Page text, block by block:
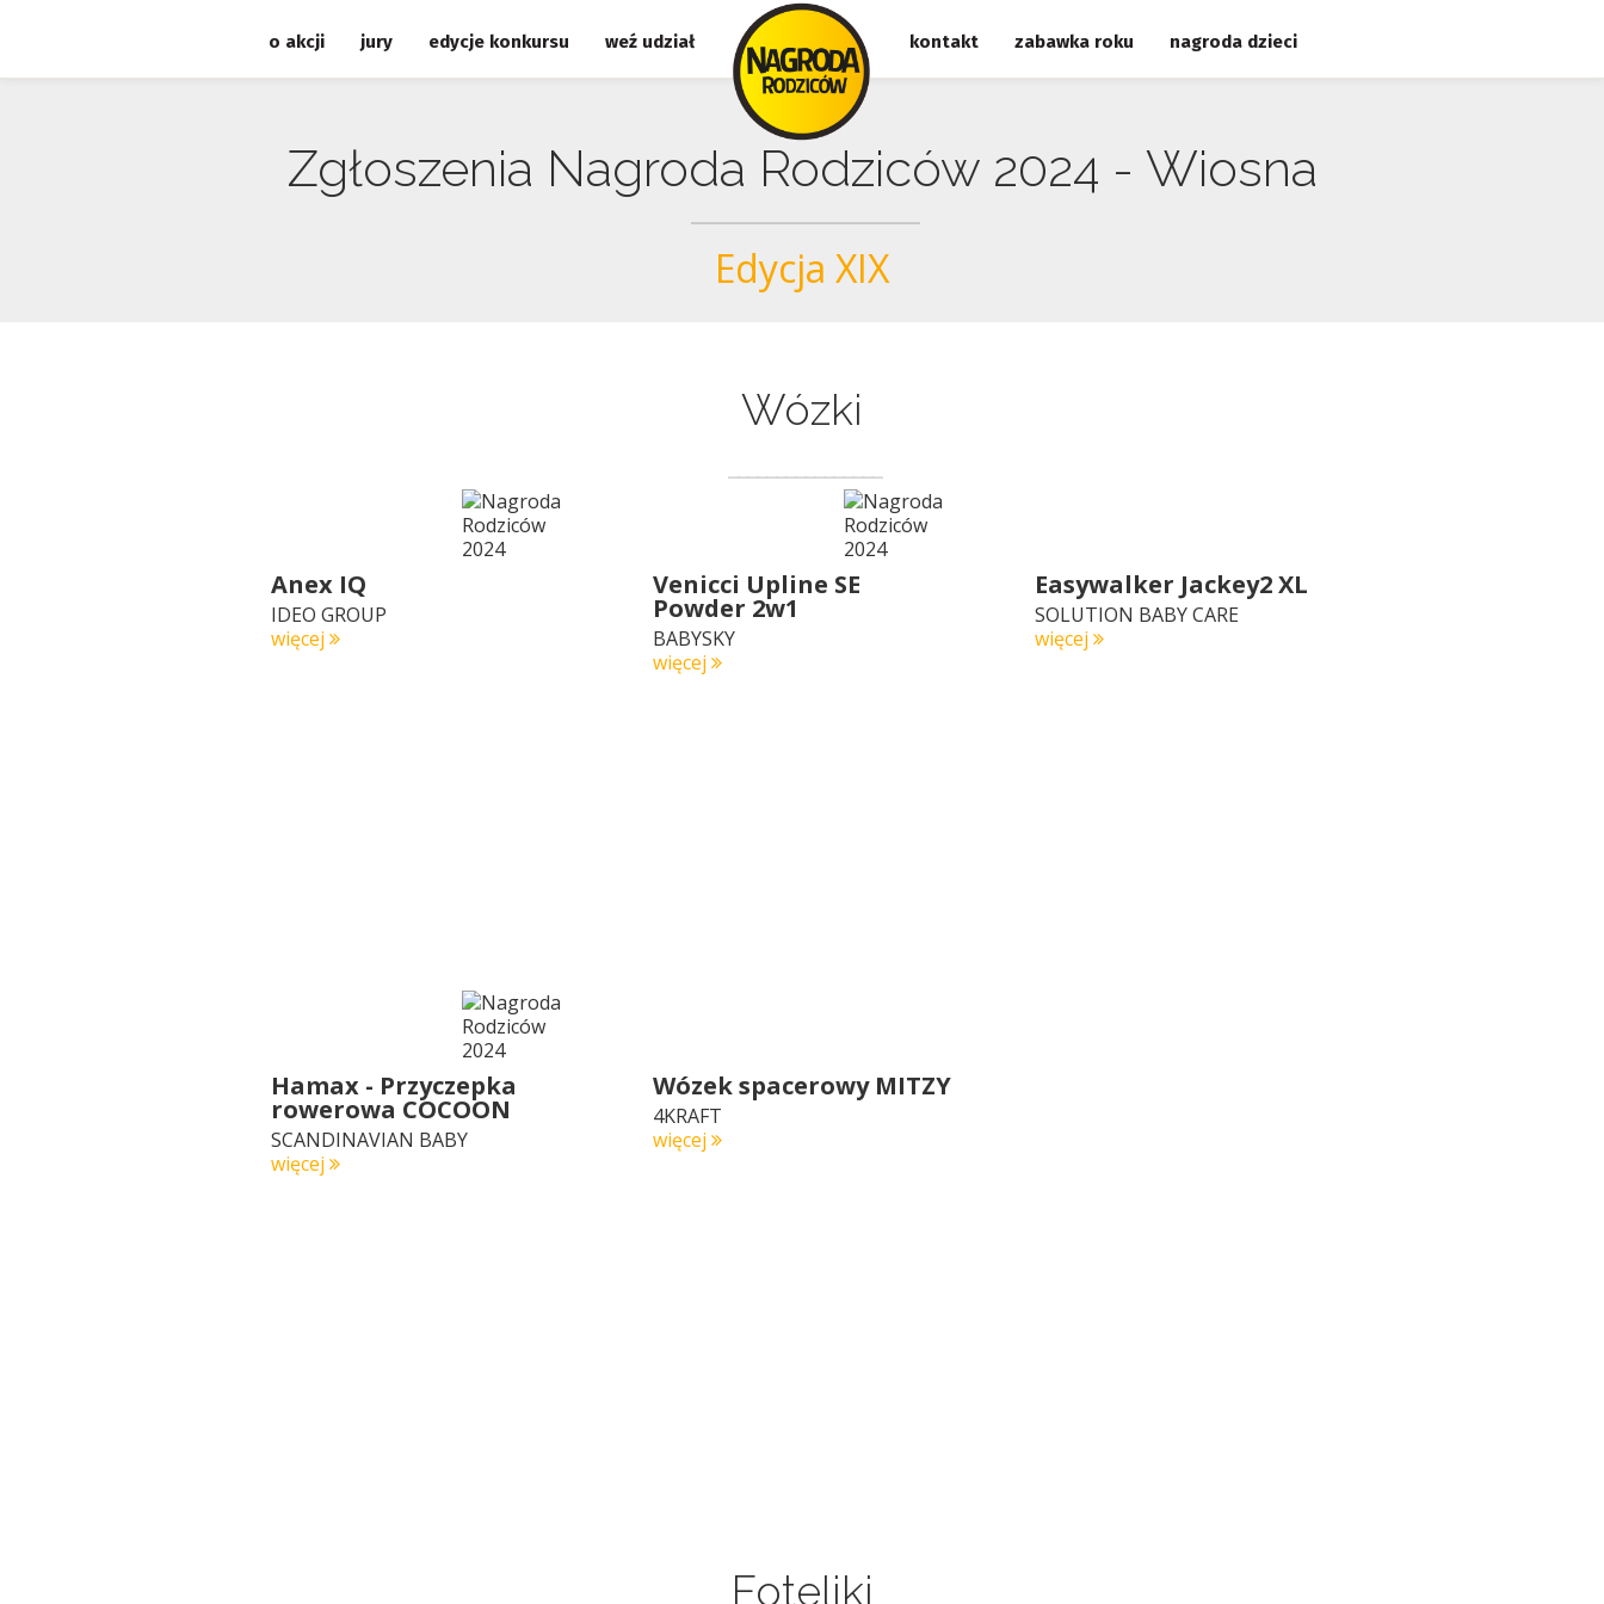
weź udział
edycje konkursu
jury
o akcji kontakt zabawka roku nagroda dzieci
Zgłoszenia Nagroda Rodziców 2024 - Wiosna
Edycja XIX
Wózki
Anex IQ
IDEO GROUP
więcej
Venicci Upline SE
Powder 2w1
BABYSKY
więcej
Easywalker Jackey2 XL
SOLUTION BABY CARE
więcej
Hamax - Przyczepka
rowerowa COCOON
SCANDINAVIAN BABY
więcej
Wózek spacerowy MITZY
4KRAFT
więcej
Foteliki